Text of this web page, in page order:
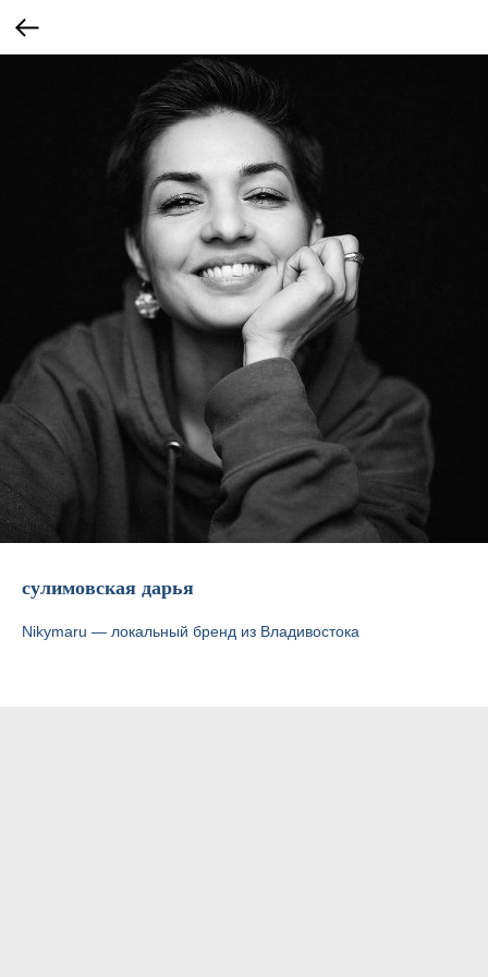
сулимовская дарья
Nikymaru — локальный бренд из Владивостока